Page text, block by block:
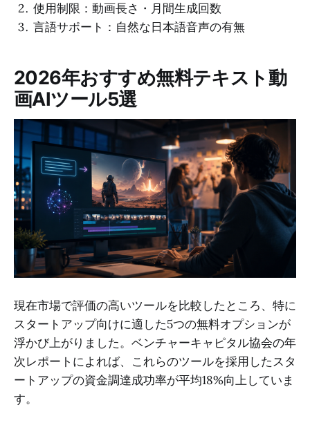
使用制限：動画長さ・月間生成回数
言語サポート：自然な日本語音声の有無
2026年おすすめ無料テキスト動
画AIツール5選
現在市場で評価の高いツールを比較したところ、特に
スタートアップ向けに適した5つの無料オプションが
浮かび上がりました。ベンチャーキャピタル協会の年
次レポートによれば、これらのツールを採用したスタ
ートアップの資金調達成功率が平均18%向上していま
す。